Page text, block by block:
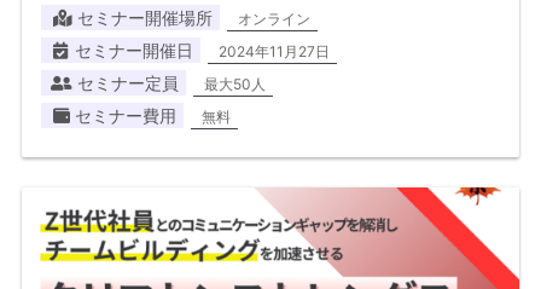
セミナー開催場所 オンライン
セミナー開催日 2024年11月27日
セミナー定員 最大50人
セミナー費用 無料